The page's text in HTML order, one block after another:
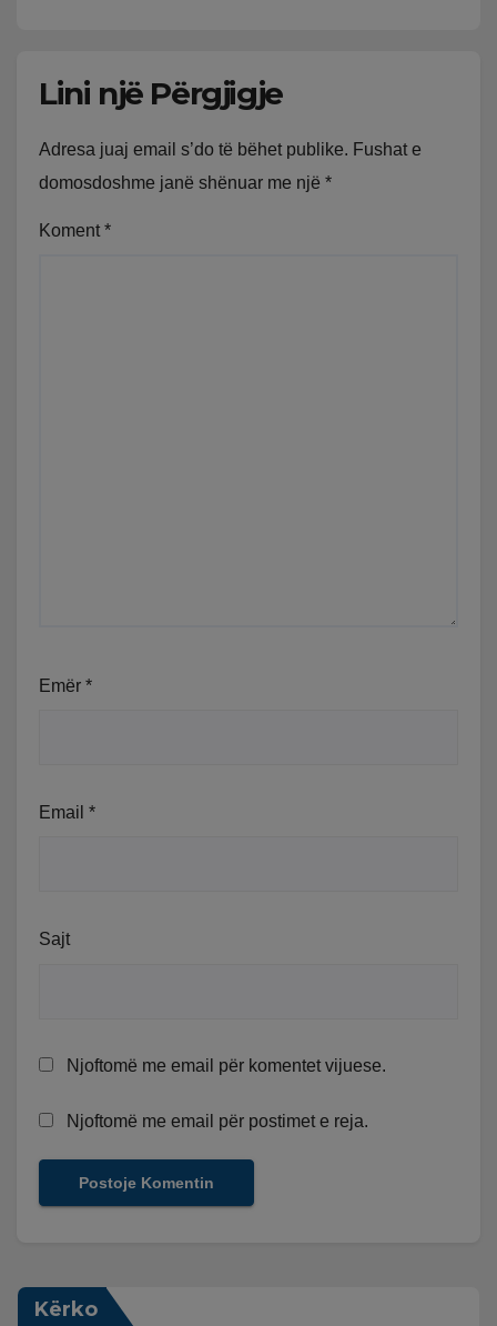
Lini një Përgjigje
Adresa juaj email s’do të bëhet publike. Fushat e
domosdoshme janë shënuar me një *
Koment *
Emër *
Email *
Sajt
Njoftomë me email për komentet vijuese.
Njoftomë me email për postimet e reja.
Kërko